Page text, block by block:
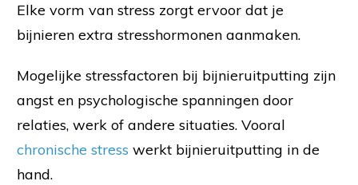
Elke vorm van stress zorgt ervoor dat je
bijnieren extra stresshormonen aanmaken.
Mogelijke stressfactoren bij bijnieruitputting zijn
angst en psychologische spanningen door
relaties, werk of andere situaties. Vooral
chronische stress werkt bijnieruitputting in de
hand.